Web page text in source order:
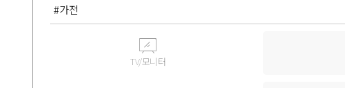
#가전
TV/모니터